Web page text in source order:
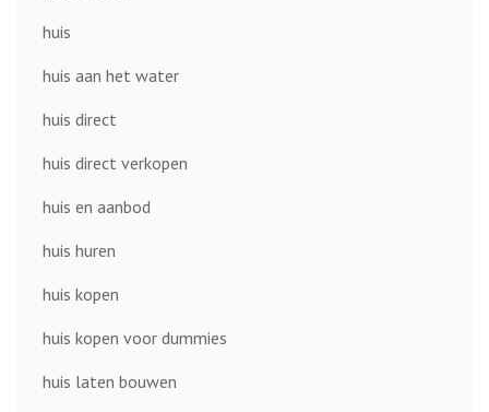
huis
huis aan het water
huis direct
huis direct verkopen
huis en aanbod
huis huren
huis kopen
huis kopen voor dummies
huis laten bouwen